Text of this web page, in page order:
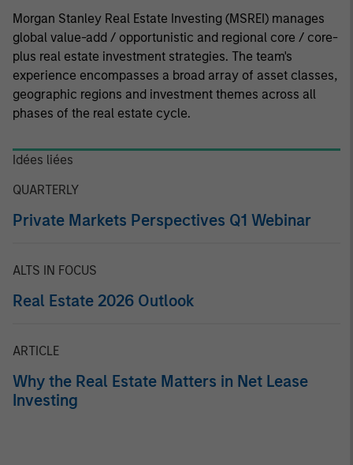
Morgan Stanley Real Estate Investing (MSREI) manages
global value-add / opportunistic and regional core / core-
plus real estate investment strategies. The team's
experience encompasses a broad array of asset classes,
geographic regions and investment themes across all
phases of the real estate cycle.
Idées liées
QUARTERLY
Private Markets Perspectives Q1 Webinar
ALTS IN FOCUS
Real Estate 2026 Outlook
ARTICLE
Why the Real Estate Matters in Net Lease
Investing